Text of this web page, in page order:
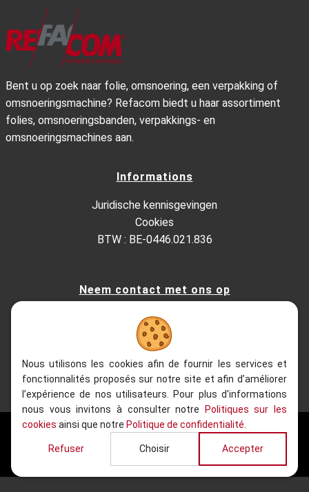
Nous utilisons les cookies afin de fournir les services et
fonctionnalités proposés sur notre site et afin d’améliorer
l’expérience de nos utilisateurs. Pour plus d'informations
nous vous invitons à consulter notre
Politiques sur les
cookies ainsi que notre Politique de confidentialité
Refuser Choisir Accepter
Bent u op zoek naar folie, omsnoering, een verpakking of
omsnoeringsmachine? Refacom biedt u haar assortiment
folies, omsnoeringsbanden, verpakkings- en
omsnoeringsmachines aan.
Informations
Juridische kennisgevingen
Cookies
BTW : BE-0446.021.836
Neem contact met ons op
Kesterbeeklaan 195, 1651 Lot - Belgium
+32 (0)2.522.03.13
info@refacom.be
2020 - 2026
| Refacom, Alle rechten voorbehouden
Website gemaakt doorWeb Solution Way